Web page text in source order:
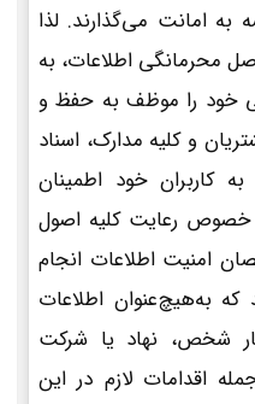
امانت می‌گذارند. لذا
محرمانگی اطلاعات، به
خود را موظف به حفظ و
و کلیه مدارک، اسناد
کاربران خود اطمینان
خصوص رعایت کلیه اصول
امنیت اطلاعات انجام
به‌هیچ‌عنوان اطلاعات
شخص، نهاد یا شرکت
اقدامات لازم در این